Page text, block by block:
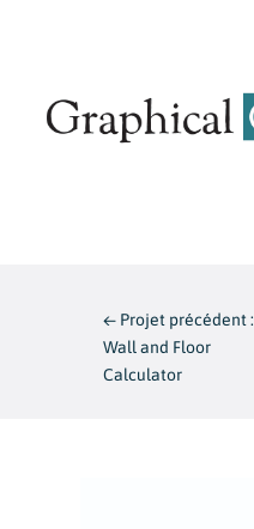
← Projet précédent :
Wall and Floor
Calculator